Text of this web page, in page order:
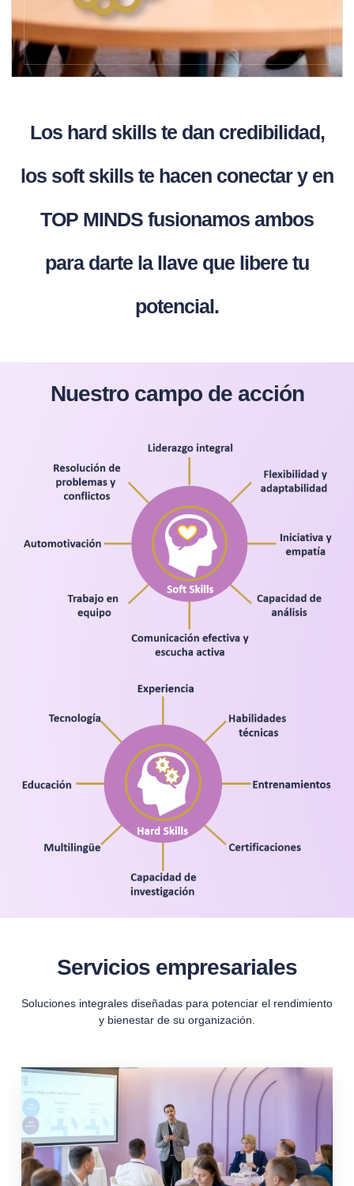
Los hard skills te dan credibilidad,
los soft skills te hacen conectar y en
TOP MINDS fusionamos ambos
para darte la llave que libere tu
potencial.
Nuestro campo de acción
Servicios empresariales
Soluciones integrales diseñadas para potenciar el rendimiento
y bienestar de su organización.